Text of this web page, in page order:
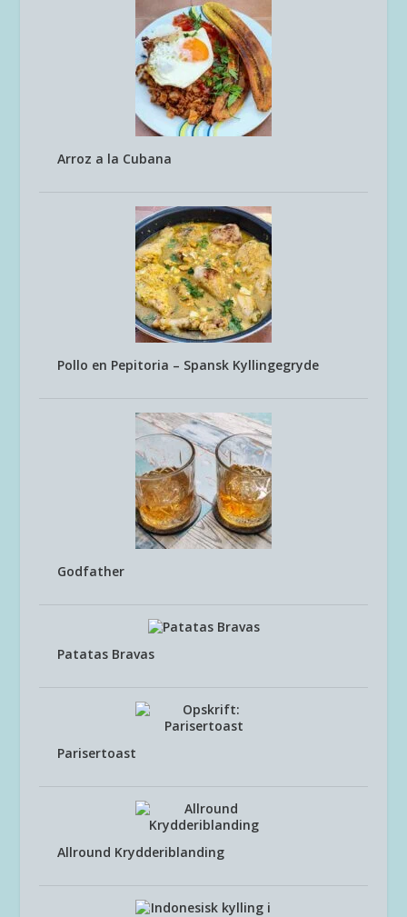
Arroz a la Cubana
Pollo en Pepitoria – Spansk Kyllingegryde
Godfather
Patatas Bravas
Parisertoast
Allround Krydderiblanding